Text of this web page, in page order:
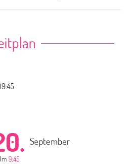
September
9:45